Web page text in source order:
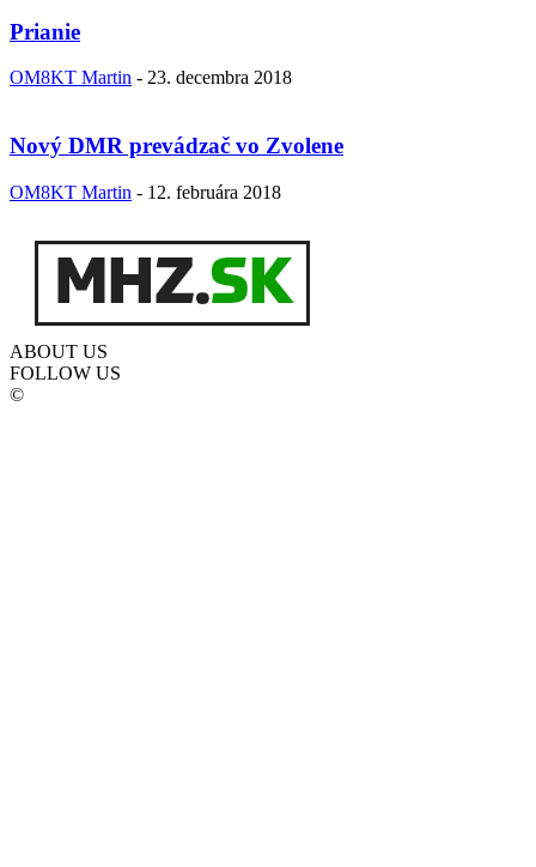
Prianie
OM8KT Martin - 23. decembra 2018
Nový DMR prevádzač vo Zvolene
OM8KT Martin - 12. februára 2018
ABOUT US
FOLLOW US
©